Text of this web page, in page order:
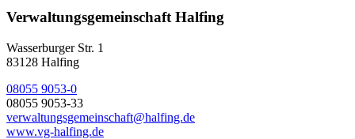
Verwaltungsgemeinschaft Halfing
Wasserburger Str. 1
83128 Halfing
08055 9053-0
08055 9053-33
verwaltungsgemeinschaft@halfing.de
www.vg-halfing.de